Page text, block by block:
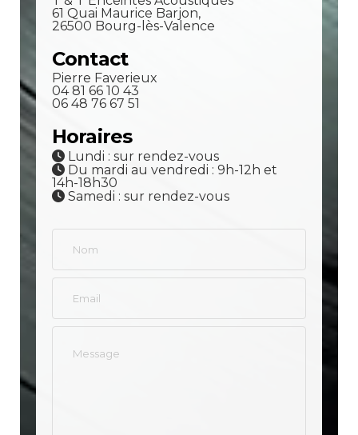
61 Quai Maurice Barjon,
26500 Bourg-lès-Valence
Contact
Pierre Faverieux
04 81 66 10 43
06 48 76 67 51
Horaires
Lundi : sur rendez-vous
Du mardi au vendredi : 9h-12h et
14h-18h30
Samedi : sur rendez-vous